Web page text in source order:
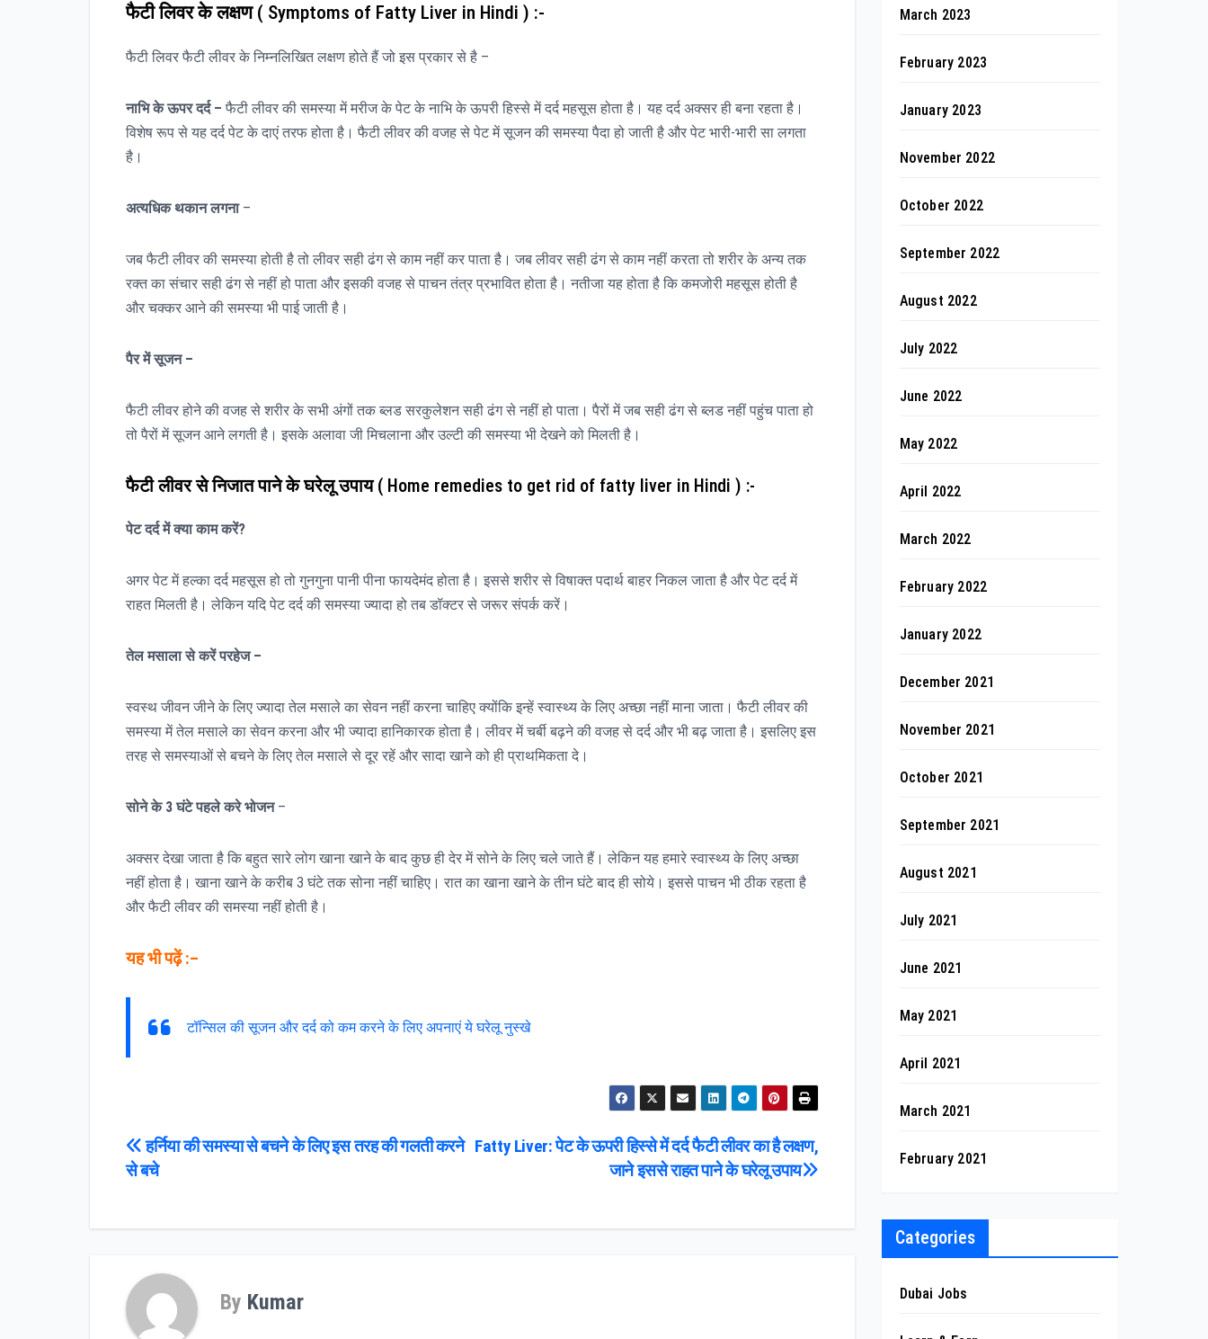
फैटी लिवर के लक्षण( Symptoms of Fatty Liver in Hindi ) :-
फैटी लिवर फैटी लीवर के निम्नलिखित लक्षण होते हैं जो इस प्रकार से है –
नाभि के ऊपर दर्द– फैटी लीवर की समस्या में मरीज के पेट के नाभि के ऊपरी हिस्से में दर्द महसूस होता है। यह दर्द अक्सर ही बना रहता है।
विशेष रूप से यह दर्द पेट के दाएं तरफ होता है। फैटी लीवर की वजह से पेट में सूजन की समस्या पैदा हो जाती है और पेट भारी-भारी सा लगता
है।
अत्यधिक थकान लगना–
जब फैटी लीवर की समस्या होती है तो लीवर सही ढंग से काम नहीं कर पाता है। जब लीवर सही ढंग से काम नहीं करता तो शरीर के अन्य तक
रक्त का संचार सही ढंग से नहीं हो पाता और इसकी वजह से पाचन तंत्र प्रभावित होता है। नतीजा यह होता है कि कमजोरी महसूस होती है
और चक्कर आने की समस्या भी पाई जाती है।
पैर में सूजन–
फैटी लीवर होने की वजह से शरीर के सभी अंगों तक ब्लड सरकुलेशन सही ढंग से नहीं हो पाता। पैरों में जब सही ढंग से ब्लड नहीं पहुंच पाता हो
तो पैरों में सूजन आने लगती है। इसके अलावा जी मिचलाना और उल्टी की समस्या भी देखने को मिलती है।
फैटी लीवर से निजात पाने के घरेलू उपाय( Home remedies to get rid of fatty liver in Hindi ) :-
पेट दर्द में क्या काम करें?
अगर पेट में हल्का दर्द महसूस हो तो गुनगुना पानी पीना फायदेमंद होता है। इससे शरीर से विषाक्त पदार्थ बाहर निकल जाता है और पेट दर्द में
राहत मिलती है। लेकिन यदि पेट दर्द की समस्या ज्यादा हो तब डॉक्टर से जरूर संपर्क करें।
तेल मसाला से करें परहेज–
स्वस्थ जीवन जीने के लिए ज्यादा तेल मसाले का सेवन नहीं करना चाहिए क्योंकि इन्हें स्वास्थ्य के लिए अच्छा नहीं माना जाता। फैटी लीवर की
समस्या में तेल मसाले का सेवन करना और भी ज्यादा हानिकारक होता है। लीवर में चर्बी बढ़ने की वजह से दर्द और भी बढ़ जाता है। इसलिए इस
तरह से समस्याओं से बचने के लिए तेल मसाले से दूर रहें और सादा खाने को ही प्राथमिकता दे।
सोने के 3 घंटे पहले करे भोजन–
अक्सर देखा जाता है कि बहुत सारे लोग खाना खाने के बाद कुछ ही देर में सोने के लिए चले जाते हैं। लेकिन यह हमारे स्वास्थ्य के लिए अच्छा
नहीं होता है। खाना खाने के करीब 3 घंटे तक सोना नहीं चाहिए। रात का खाना खाने के तीन घंटे बाद ही सोये। इससे पाचन भी ठीक रहता है
और फैटी लीवर की समस्या नहीं होती है।
यह भी पढ़ें :–
टॉन्सिल की सूजन और दर्द को कम करने के लिए अपनाएं ये घरेलू नुस्खे
Post
Fatty Liver: पेट के ऊपरी हिस्से में दर्द फैटी लीवर का है लक्षण,
जाने इससे राहत पाने के घरेलू उपाय
हर्निया की समस्या से बचने के लिए इस तरह की गलती करने
से बचे
By Kumar
March 2023
February 2023
January 2023
November 2022
October 2022
September 2022
August 2022
July 2022
June 2022
May 2022
April 2022
March 2022
February 2022
January 2022
December 2021
November 2021
October 2021
September 2021
August 2021
July 2021
June 2021
May 2021
April 2021
March 2021
February 2021
Categories
Dubai Jobs